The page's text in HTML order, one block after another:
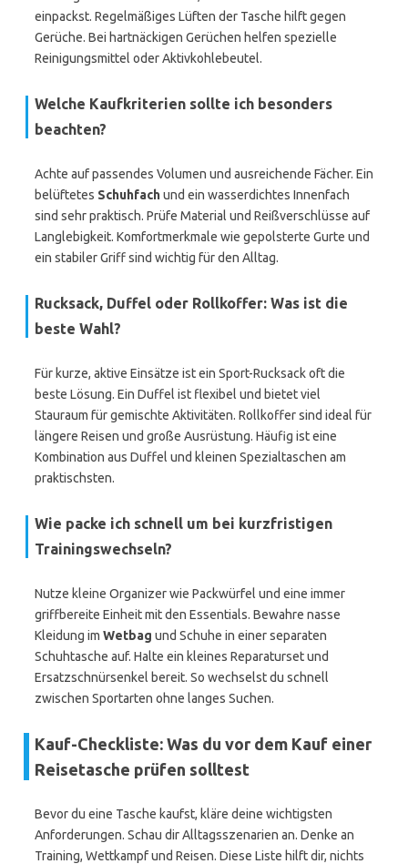
einpackst. Regelmäßiges Lüften der Tasche hilft gegen
Gerüche. Bei hartnäckigen Gerüchen helfen spezielle
Reinigungsmittel oder Aktivkohlebeutel.
Welche Kaufkriterien sollte ich besonders
beachten?
Achte auf passendes Volumen und ausreichende Fächer. Ein
belüftetes Schuhfachund ein wasserdichtes Innenfach
sind sehr praktisch. Prüfe Material und Reißverschlüsse auf
Langlebigkeit. Komfortmerkmale wie gepolsterte Gurte und
ein stabiler Griff sind wichtig für den Alltag.
Rucksack, Duffel oder Rollkoffer: Was ist die
beste Wahl?
Für kurze, aktive Einsätze ist ein Sport-Rucksack oft die
beste Lösung. Ein Duffel ist flexibel und bietet viel
Stauraum für gemischte Aktivitäten. Rollkoffer sind ideal für
längere Reisen und große Ausrüstung. Häufig ist eine
Kombination aus Duffel und kleinen Spezialtaschen am
praktischsten.
Wie packe ich schnell um bei kurzfristigen
Trainingswechseln?
Nutze kleine Organizer wie Packwürfel und eine immer
griffbereite Einheit mit den Essentials. Bewahre nasse
Kleidung im Wetbag und Schuhe in einer separaten
Schuhtasche auf. Halte ein kleines Reparaturset und
Ersatzschnürsenkel bereit. So wechselst du schnell
zwischen Sportarten ohne langes Suchen.
Kauf-Checkliste: Was du vor dem Kauf einer
Reisetasche prüfen solltest
Bevor du eine Tasche kaufst, kläre deine wichtigsten
Anforderungen. Schau dir Alltagsszenarien an. Denke an
Training, Wettkampf und Reisen. Diese Liste hilft dir, nichts